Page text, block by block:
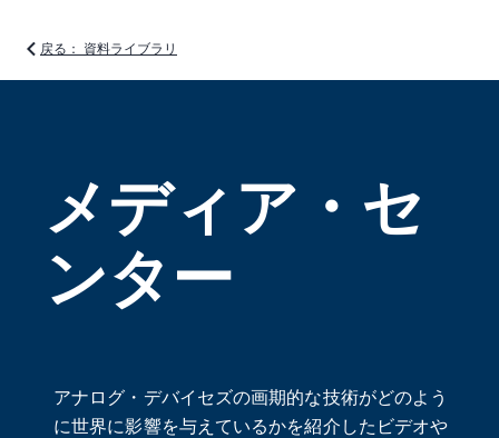
戻る： 資料ライブラリ
メディア・セ
ンター
アナログ・デバイセズの画期的な技術がどのよう
に世界に影響を与えているかを紹介したビデオや